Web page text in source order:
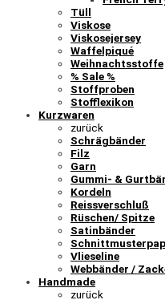
Tüll
Viskose
Viskosejersey
Waffelpiqué
Weihnachtsstoffe
% Sale %
Stoffproben
Stofflexikon
Kurzwaren
zurück
Schrägbänder
Filz
Garn
Gummi- &
Kordeln
Reissverschluß
Rüschen/ Spitze
Satinbänder
Vlieseline
Webbänder /
Handmade
zurück